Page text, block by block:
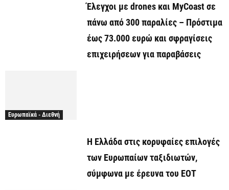
Έλεγχοι με drones και MyCoast σε
πάνω από 300 παραλίες – Πρόστιμα
έως 73.000 ευρώ και σφραγίσεις
επιχειρήσεων για παραβάσεις
Ευρωπαϊκά - Διεθνή
Η Ελλάδα στις κορυφαίες επιλογές
των Ευρωπαίων ταξιδιωτών,
σύμφωνα με έρευνα του ΕΟΤ